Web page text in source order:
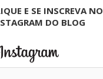
E SE INSCREVA NO
DO BLOG